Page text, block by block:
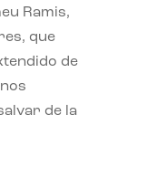
Ramis,
que
de
de la